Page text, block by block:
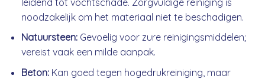
noodzakelijk om het materiaal niet te beschadigen.
Natuursteen:Gevoelig voor zure reinigingsmiddelen;
vereist vaak een milde aanpak.
Beton:Kan goed tegen hogedrukreiniging, maar